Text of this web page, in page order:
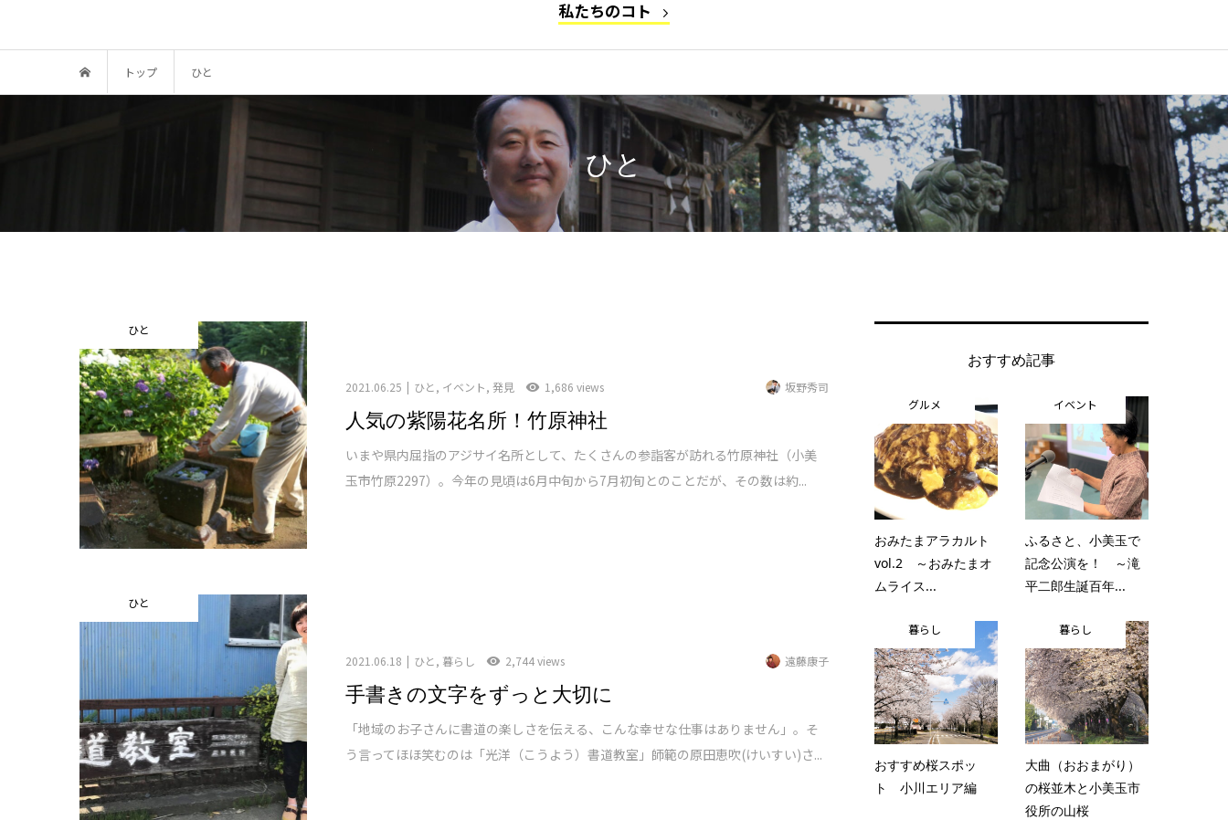
私たちのコト
トップ ひと
ひと
ひと
2021.06.25 ひと , イベント, 発見 1,686 views 坂野秀司
人気の紫陽花名所！竹原神社
いまや県内屈指のアジサイ名所として、たくさんの参詣客が訪れる竹原神社（小美
玉市竹原2297）。今年の見頃は6月中旬から7月初旬とのことだが、その数は約...
ひと
2021.06.18 ひと , 暮らし 2,744 views 遠藤康子
手書きの文字をずっと大切に
「地域のお子さんに書道の楽しさを伝える、こんな幸せな仕事はありません」。そ
う言ってほほ笑むのは「光洋（こうよう）書道教室」師範の原田恵吹(けいすい)さ...
おすすめ記事
グルメ
おみたまアラカルト
vol.2 ～おみたまオ
ムライス...
イベント
ふるさと、小美玉で
記念公演を！ ～滝
平二郎生誕百年...
暮らし
おすすめ桜スポッ
ト 小川エリア編
暮らし
大曲（おおまがり）
の桜並木と小美玉市
役所の山桜